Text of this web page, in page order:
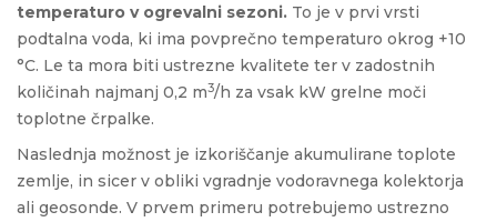
temperaturo v ogrevalni sezoni. To je v prvi vrsti
podtalna voda, ki ima povprečno temperaturo okrog +10
°C. Le ta mora biti ustrezne kvalitete ter v zadostnih
količinah najmanj 0,2 m3/h za vsak kW grelne moči
toplotne črpalke.
Naslednja možnost je izkoriščanje akumulirane toplote
zemlje, in sicer v obliki vgradnje vodoravnega kolektorja
ali geosonde. V prvem primeru potrebujemo ustrezno